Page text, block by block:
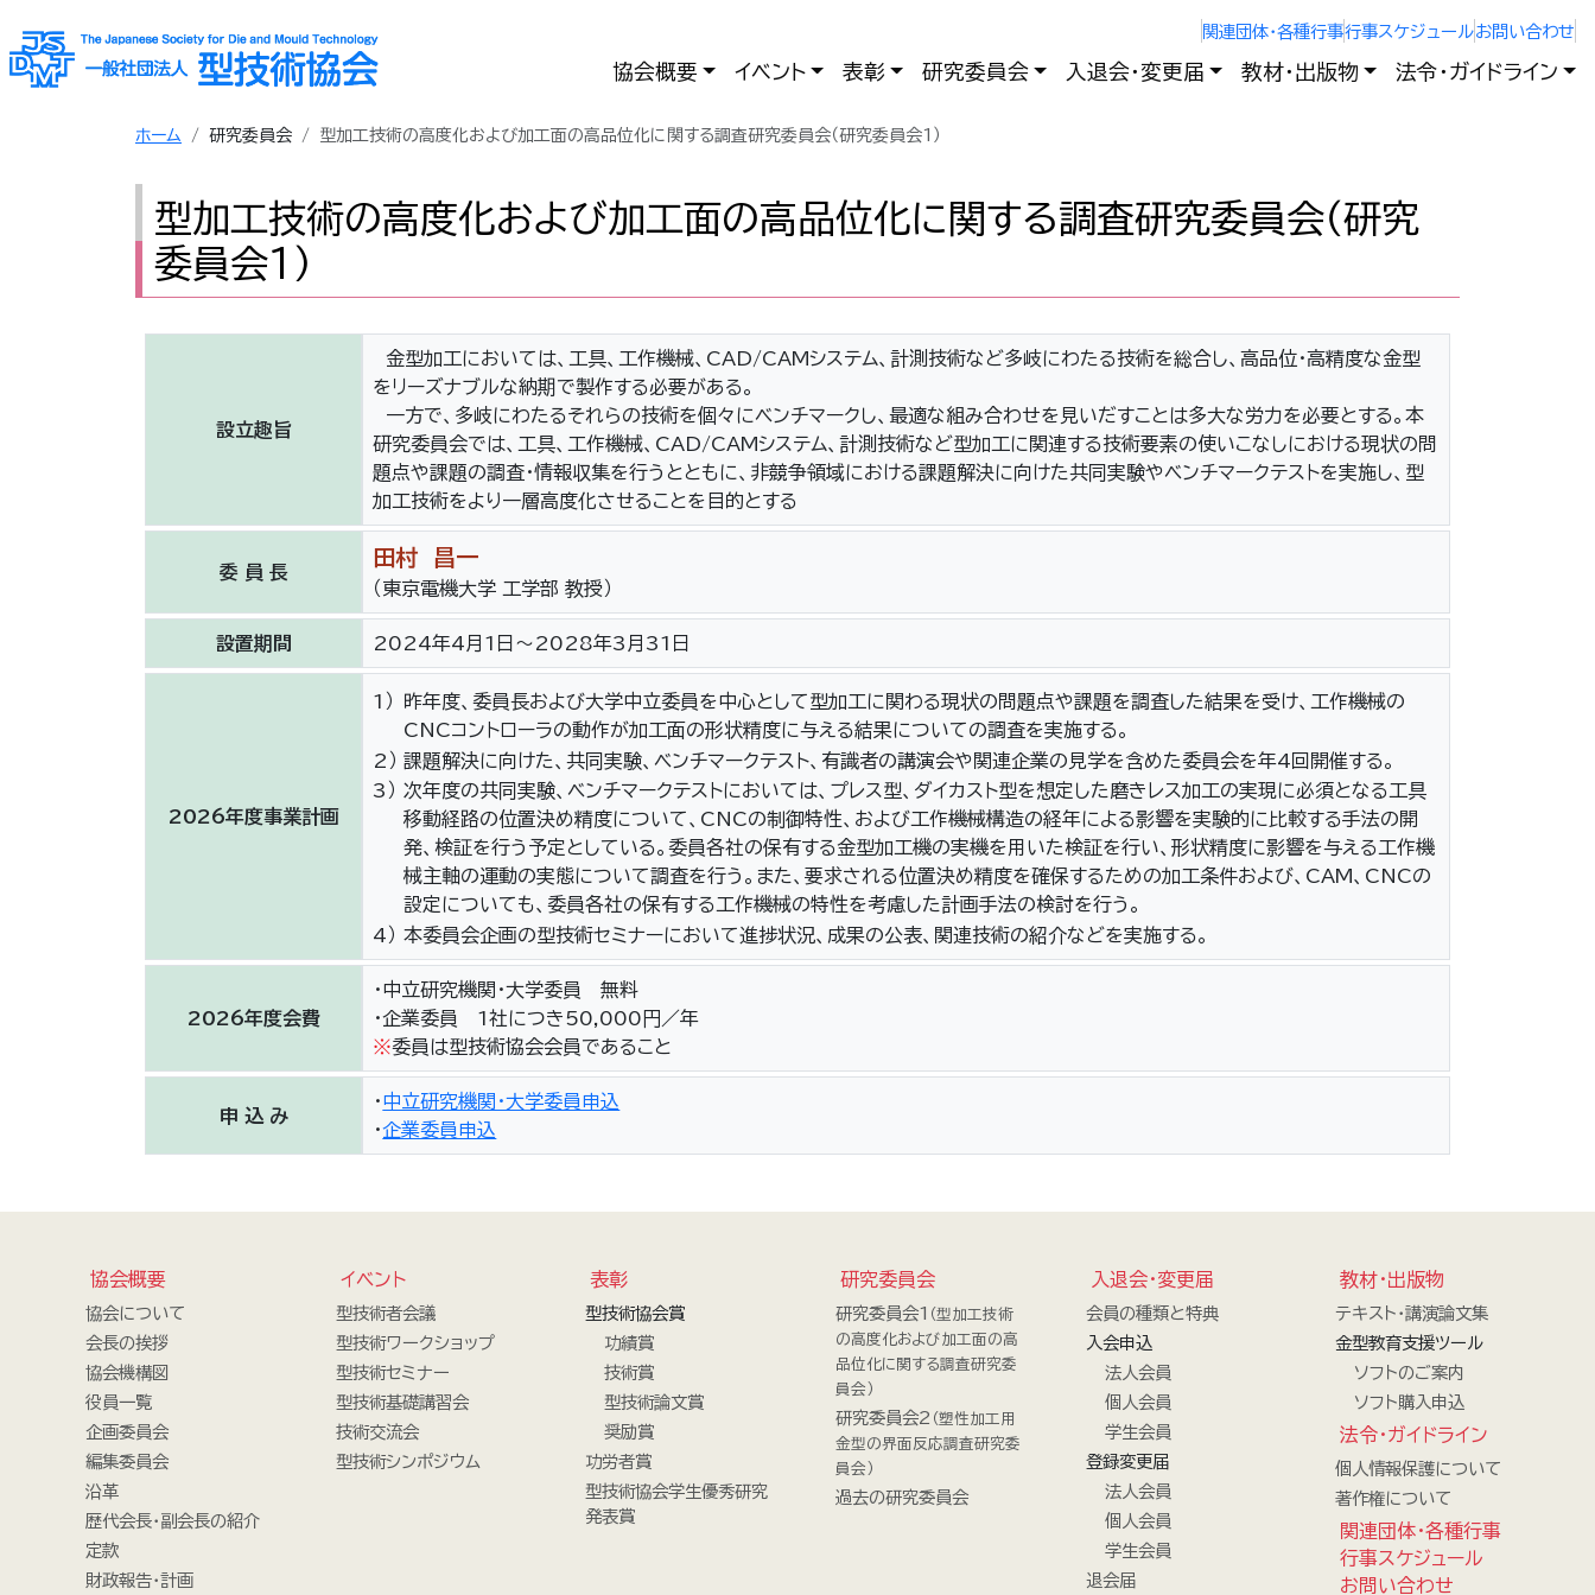
関連団体・各種行事行事スケジュールお問い合わせ
協会概要 イベント 表彰 研究委員会 入退会・変更届 教材・出版物 法令・ガイドライン
ホーム 研究委員会 型加工技術の高度化および加工面の高品位化に関する調査研究委員会（研究委員会1）
型加工技術の高度化および加工面の高品位化に関する調査研究委員会（研究
委員会1）
設立趣旨
金型加工においては、工具、工作機械、CAD/CAMシステム、計測技術など多岐にわたる技術を総合し、高品位・高精度な金型
をリーズナブルな納期で製作する必要がある。
一方で、多岐にわたるそれらの技術を個々にベンチマークし、最適な組み合わせを見いだすことは多大な労力を必要とする。本
研究委員会では、工具、工作機械、CAD/CAMシステム、計測技術など型加工に関連する技術要素の使いこなしにおける現状の問
題点や課題の調査・情報収集を行うとともに、非競争領域における課題解決に向けた共同実験やベンチマークテストを実施し、型
加工技術をより一層高度化させることを目的とする
委 員 長
田村 昌一
（東京電機大学 工学部 教授）
設置期間 2024年4月1日～2028年3月31日
2026年度事業計画
1）
昨年度、委員長および大学中立委員を中心として型加工に関わる現状の問題点や課題を調査した結果を受け、工作機械の
CNCコントローラの動作が加工面の形状精度に与える結果についての調査を実施する。
2） 課題解決に向けた、共同実験、ベンチマークテスト、有識者の講演会や関連企業の見学を含めた委員会を年4回開催する。
3） 次年度の共同実験、ベンチマークテストにおいては、プレス型、ダイカスト型を想定した磨きレス加工の実現に必須となる工具
移動経路の位置決め精度について、CNCの制御特性、および工作機械構造の経年による影響を実験的に比較する手法の開
発、検証を行う予定としている。委員各社の保有する金型加工機の実機を用いた検証を行い、形状精度に影響を与える工作機
械主軸の運動の実態について調査を行う。また、要求される位置決め精度を確保するための加工条件および、CAM、CNCの
設定についても、委員各社の保有する工作機械の特性を考慮した計画手法の検討を行う。
4） 本委員会企画の型技術セミナーにおいて進捗状況、成果の公表、関連技術の紹介などを実施する。
2026年度会費
・中立研究機関・大学委員 無料
・企業委員 1社につき50,000円／年
※委員は型技術協会会員であること
申 込 み
・中立研究機関・大学委員申込
・企業委員申込
協会概要
協会について
会長の挨拶
協会機構図
役員一覧
企画委員会
編集委員会
沿革
歴代会長・副会長の紹介
定款
財政報告・計画
イベント
型技術者会議
型技術ワークショップ
型技術セミナー
型技術基礎講習会
技術交流会
型技術シンポジウム
表彰
型技術協会賞
功績賞
技術賞
型技術論文賞
奨励賞
功労者賞
型技術協会学生優秀研究
発表賞
研究委員会
研究委員会1 （型加工技術
の高度化および加工面の高
品位化に関する調査研究委
員会）
研究委員会2 （塑性加工用
金型の界面反応調査研究委
員会）
過去の研究委員会
入退会・変更届
会員の種類と特典
入会申込
法人会員
個人会員
学生会員
登録変更届
法人会員
個人会員
学生会員
退会届
教材・出版物
テキスト・講演論文集
金型教育支援ツール
ソフトのご案内
ソフト購入申込
法令・ガイドライン
個人情報保護について
著作権について
関連団体・各種行事
行事スケジュール
お問い合わせ